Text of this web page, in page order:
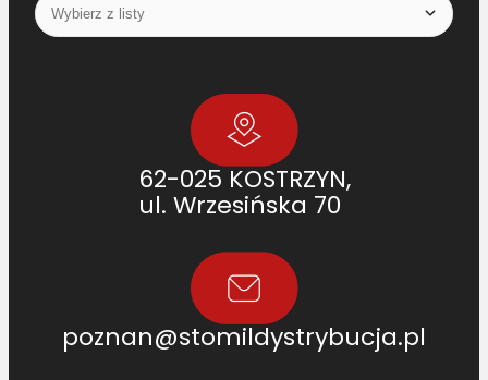
62-025 KOSTRZYN,
ul. Wrzesińska 70
poznan@stomildystrybucja.pl